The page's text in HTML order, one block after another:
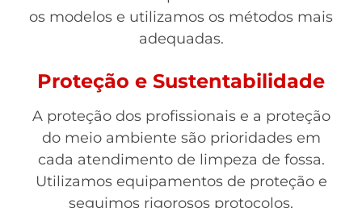
os modelos e utilizamos os métodos mais
adequadas.
Proteção e Sustentabilidade
A proteção dos profissionais e a proteção
do meio ambiente são prioridades em
cada atendimento de limpeza de fossa.
Utilizamos equipamentos de proteção e
seguimos rigorosos protocolos.